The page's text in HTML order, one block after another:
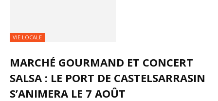
VIE LOCALE
MARCHÉ GOURMAND ET CONCERT
SALSA : LE PORT DE CASTELSARRASIN
S’ANIMERA LE 7 AOÛT